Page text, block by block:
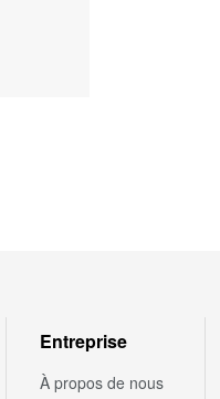
Entreprise
À propos de nous